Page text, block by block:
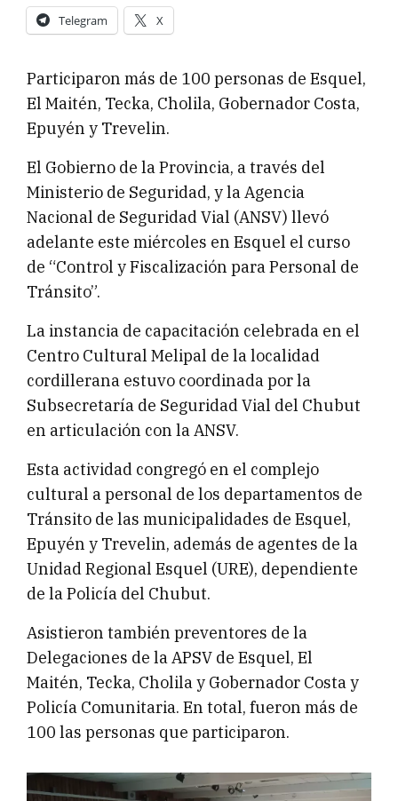
Telegram X
Participaron más de 100 personas de Esquel,
El Maitén, Tecka, Cholila, Gobernador Costa,
Epuyén y Trevelin.
El Gobierno de la Provincia, a través del
Ministerio de Seguridad, y la Agencia
Nacional de Seguridad Vial (ANSV) llevó
adelante este miércoles en Esquel el curso
de “Control y Fiscalización para Personal de
Tránsito”.
La instancia de capacitación celebrada en el
Centro Cultural Melipal de la localidad
cordillerana estuvo coordinada por la
Subsecretaría de Seguridad Vial del Chubut
en articulación con la ANSV.
Esta actividad congregó en el complejo
cultural a personal de los departamentos de
Tránsito de las municipalidades de Esquel,
Epuyén y Trevelin, además de agentes de la
Unidad Regional Esquel (URE), dependiente
de la Policía del Chubut.
Asistieron también preventores de la
Delegaciones de la APSV de Esquel, El
Maitén, Tecka, Cholila y Gobernador Costa y
Policía Comunitaria. En total, fueron más de
100 las personas que participaron.